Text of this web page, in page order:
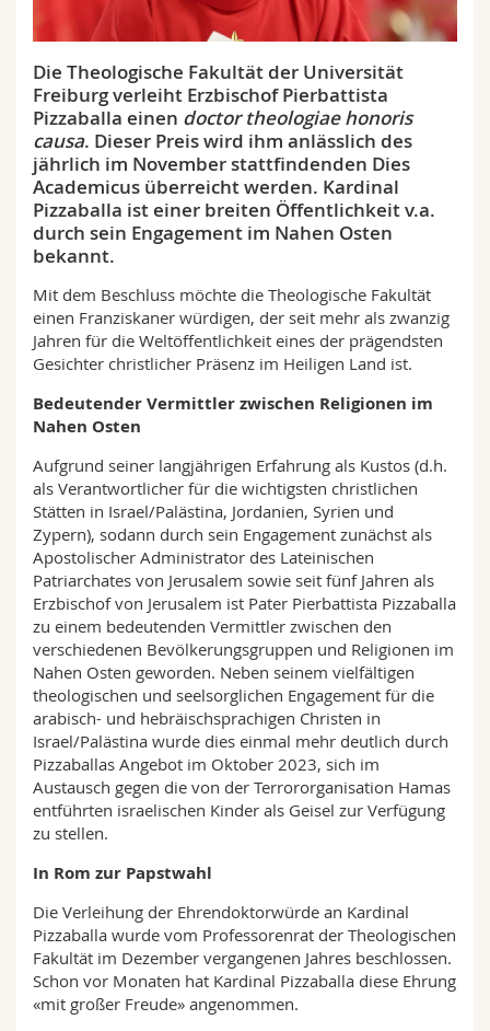
Math.-Nat. und Med. Fak.
Interfakultär
Mitarbeitende
Doktorierende
Webmail
Vorlesungsverzeichnis
MyUnifr
Die Theologische Fakultät der Universität
Freiburg verleiht Erzbischof Pierbattista
Pizzaballa einen doctor theologiae honoris
causa. Dieser Preis wird ihm anlässlich des
jährlich im November stattfindenden Dies
Academicus überreicht werden. Kardinal
Pizzaballa ist einer breiten Öffentlichkeit v.a.
durch sein Engagement im Nahen Osten
bekannt.
Mit dem Beschluss möchte die Theologische Fakultät
einen Franziskaner würdigen, der seit mehr als zwanzig
Jahren für die Weltöffentlichkeit eines der prägendsten
Gesichter christlicher Präsenz im Heiligen Land ist.
Bedeutender Vermittler zwischen Religionen im
Nahen Osten
Aufgrund seiner langjährigen Erfahrung als Kustos (d.h.
als Verantwortlicher für die wichtigsten christlichen
Stätten in Israel/Palästina, Jordanien, Syrien und
Zypern), sodann durch sein Engagement zunächst als
Apostolischer Administrator des Lateinischen
Patriarchates von Jerusalem sowie seit fünf Jahren als
Erzbischof von Jerusalem ist Pater Pierbattista Pizzaballa
zu einem bedeutenden Vermittler zwischen den
verschiedenen Bevölkerungsgruppen und Religionen im
Nahen Osten geworden. Neben seinem vielfältigen
theologischen und seelsorglichen Engagement für die
arabisch- und hebräischsprachigen Christen in
Israel/Palästina wurde dies einmal mehr deutlich durch
Pizzaballas Angebot im Oktober 2023, sich im
Austausch gegen die von der Terrororganisation Hamas
entführten israelischen Kinder als Geisel zur Verfügung
zu stellen.
In Rom zur Papstwahl
Die Verleihung der Ehrendoktorwürde an Kardinal
Pizzaballa wurde vom Professorenrat der Theologischen
Fakultät im Dezember vergangenen Jahres beschlossen.
Schon vor Monaten hat Kardinal Pizzaballa diese Ehrung
«mit großer Freude» angenommen.